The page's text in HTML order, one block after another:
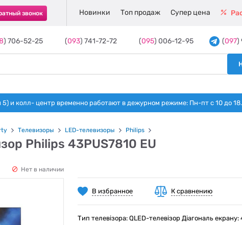
звонок Новинки Топ продаж Супер цена
) 706-52-25 (093) 741-72-72 (095) 006-12-95 (097)
и колл- центр временно работают в дежурном режиме: Пн-пт с 10 до 18.
Телевизоры LED-телевизоры Philips
Philips 43PUS7810 EU
Нет в наличии
В избранное К сравнению
Тип телевізора: QLED-телевізор Діагональ